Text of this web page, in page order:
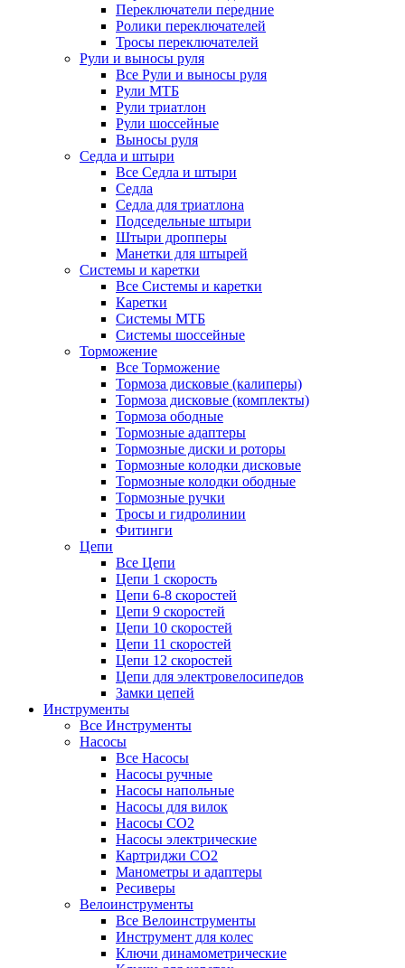
Переключатели передние
Ролики переключателей
Тросы переключателей
Рули и выносы руля
Все Рули и выносы руля
Рули МТБ
Рули триатлон
Рули шоссейные
Выносы руля
Седла и штыри
Все Седла и штыри
Седла
Седла для триатлона
Подседельные штыри
Штыри дропперы
Манетки для штырей
Системы и каретки
Все Системы и каретки
Каретки
Системы МТБ
Системы шоссейные
Торможение
Все Торможение
Тормоза дисковые (калиперы)
Тормоза дисковые (комплекты)
Тормоза ободные
Тормозные адаптеры
Тормозные диски и роторы
Тормозные колодки дисковые
Тормозные колодки ободные
Тормозные ручки
Тросы и гидролинии
Фитинги
Цепи
Все Цепи
Цепи 1 скорость
Цепи 6-8 скоростей
Цепи 9 скоростей
Цепи 10 скоростей
Цепи 11 скоростей
Цепи 12 скоростей
Цепи для электровелосипедов
Замки цепей
Инструменты
Все Инструменты
Насосы
Все Насосы
Насосы ручные
Насосы напольные
Насосы для вилок
Насосы CO2
Насосы электрические
Картриджи CO2
Манометры и адаптеры
Ресиверы
Велоинструменты
Все Велоинструменты
Инструмент для колес
Ключи динамометрические